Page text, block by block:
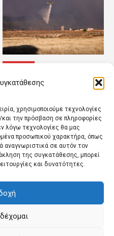
χρησιμοποιούμε τεχνολογίες
την πρόσβαση σε πληροφορίες
λόγω τεχνολογίες θα μας
προσωπικού χαρακτήρα, όπως
αναγνωριστικά σε αυτόν τον
της συγκατάθεσης, μπορεί
και δυνατότητες.
ΚΟΣΜΟΣ
«Red Code» αύριο σε
Κρήτη, Χίο, Σάμο και
κινδύνου πυρκαγιάς
ΠΟΛΙΤΙΚΗ
Ελληνικά Apache στο